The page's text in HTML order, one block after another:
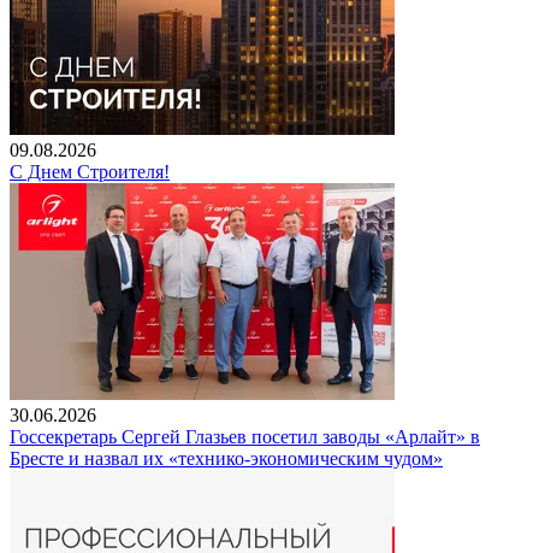
09.08.2026
С Днем Строителя!
30.06.2026
Госсекретарь Сергей Глазьев посетил заводы «Арлайт» в
Бресте и назвал их «технико-экономическим чудом»